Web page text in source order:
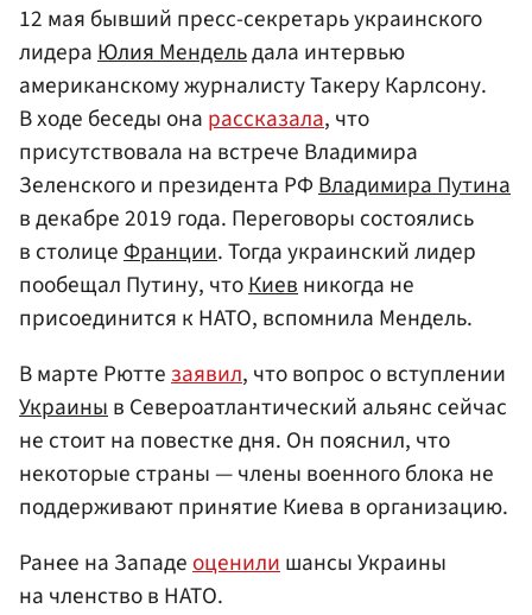
12 мая бывший пресс-секретарь украинского
лидераЮлия Мендельдала интервью
американскому журналисту Такеру Карлсону.
В ходе беседы она рассказала, что
присутствовала на встрече Владимира
Зеленского и президента РФВладимира Путина
в декабре 2019 года. Переговоры состоялись
в столицеФранции. Тогда украинский лидер
пообещал Путину, чтоКиевникогда не
присоединится к НАТО, вспомнила Мендель.
В марте Рюттезаявил, что вопрос о вступлении
Украиныв Североатлантический альянс сейчас
не стоит на повестке дня. Он пояснил, что
некоторые страны — члены военного блока не
поддерживают принятие Киева в организацию.
Ранее на Западеоценилишансы Украины
на членство в НАТО.